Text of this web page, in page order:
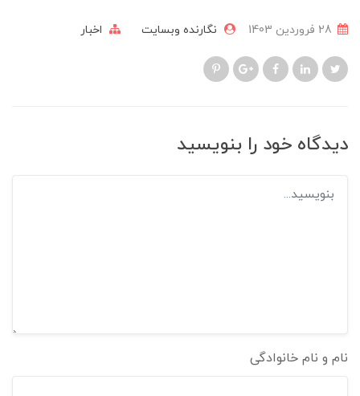
نگارنده وبسایت اخبار
دیدگاه خود را بنویسید
نام و نام خانوادگی